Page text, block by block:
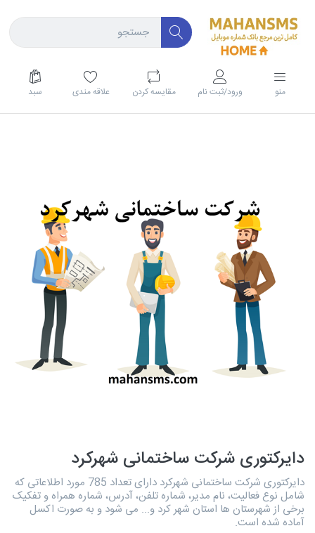
منو ورود/ثبت نام مقايسه كردن علاقه مندی سبد
دایرکتوری شرکت ساختمانی شهرکرد
دایرکتوری شرکت ساختمانی شهرکرد دارای تعداد 785 مورد اطلاعاتی که
شامل نوع فعالیت، نام مدیر، شماره تلفن، آدرس، شماره همراه و تفکیک
برخی از شهرستان ها استان شهر کرد و... می شود و به صورت اکسل
آماده شده است.